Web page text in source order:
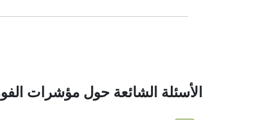
لا يتنبأ المتوسط المتحرك بما ستفعله
في غياب آلية تنعيم.
أنواع المتوسطات المتحركة
الأسئلة الشائعة حول مؤشرات